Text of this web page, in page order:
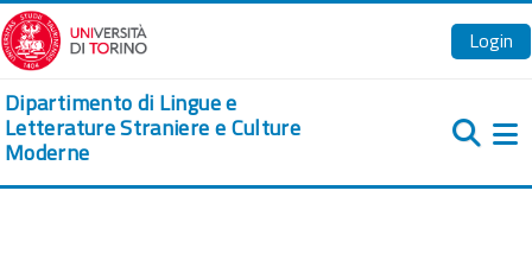
Vai al contenuto principale
Login
Dipartimento di Lingue e
Letterature Straniere e Culture
Moderne